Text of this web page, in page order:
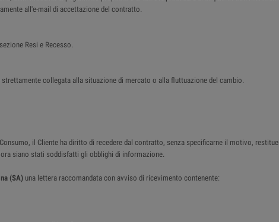
all'e-mail di accettazione del contratto.
Resi e Recesso.
collegata alla situazione di mercato o alla fluttuazione del cambio.
il Cliente ha diritto di recedere dal contratto, senza specificarne il motivo,
siano stati soddisfatti gli obblighi di informazione.
(SA) una lettera raccomandata con avviso di ricevimento contenente: